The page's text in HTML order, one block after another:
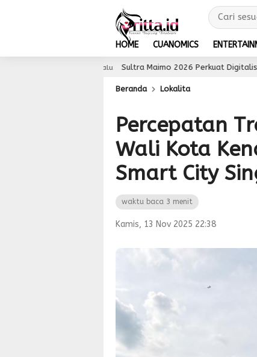
HOME CUANOMICS
Sultra Maimo 2026 Perkuat Digitalisasi UMKM,
Beranda Lokalita
Percepatan
Wali Kota
Smart City
waktu baca 3 menit
Kamis, 13 Nov 2025 22:38